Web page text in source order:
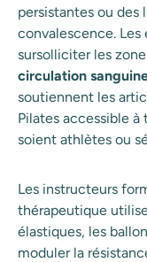
persistantes ou des
convalescence. Les
sursolliciter les
circulation
soutiennent les
Pilates accessible
soient athlètes ou
Les instructeurs
thérapeutique
élastiques, les
moduler la